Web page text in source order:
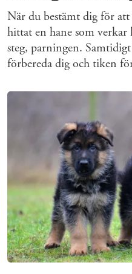
När du bestämt dig för
hittat en hane som verkar
steg, parningen.
förbereda dig och tiken